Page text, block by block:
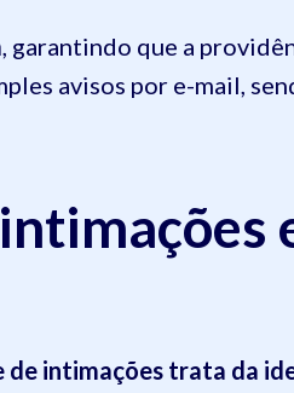
, garantindo que a
avisos por e-mail,
de intimações trata da